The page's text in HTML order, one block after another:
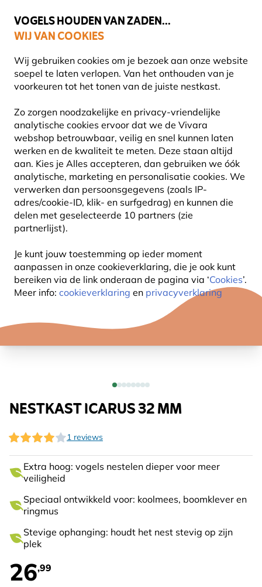
VOGELS HOUDEN VAN ZADEN...
WIJ VAN COOKIES
Wij gebruiken cookies om je bezoek aan onze website
soepel te laten verlopen. Van het onthouden van je
voorkeuren tot het tonen van de juiste nestkast.
Zo zorgen noodzakelijke en privacy-vriendelijke
analytische cookies ervoor dat we de Vivara
webshop betrouwbaar, veilig en snel kunnen laten
werken en de kwaliteit te meten. Deze staan altijd
aan. Kies je Alles accepteren, dan gebruiken we óók
analytische, marketing en personalisatie cookies. We
verwerken dan persoonsgegevens (zoals IP-
adres/cookie-ID, klik- en surfgedrag) en kunnen die
delen met geselecteerde 10 partners (zie
partnerlijst).
Je kunt jouw toestemming op ieder moment
aanpassen in onze cookieverklaring, die je ook kunt
bereiken via de link onderaan de pagina via ‘Cookies’.
Meer info: cookieverklaring en privacyverklaring
Uitstekend beoordeeld door klanten in 11 landen
NESTKAST ICARUS 32 MM
1 reviews
Extra hoog: vogels nestelen dieper voor meer
veiligheid
Speciaal ontwikkeld voor: koolmees, boomklever en
ringmus
Stevige ophanging: houdt het nest stevig op zijn
plek
26,99